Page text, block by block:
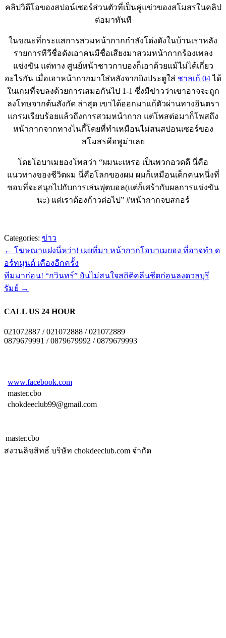
คลิปวิดีโอของสปอน์เซอร์ส่วนตัวที่เป็นคู่แข่วของสโมสรในคลิป
ต่อมาทันที
ในขณะที่กระแสการสวมหน้ากากกำลังโด่งดังในบ้านเราหลัง
รายการทีวีชื่อดังเอาคนมีชื่อเสียงมาสวมหน้ากากร้องเพลง
แข่งขัน แต่ทาง ศูนย์หน้าชาวกาบองก็เอาด้วยแม้ไม่ได้เกี่ยว
อะไรกัน เมื่อเอาหน้ากากมาใส่หลังจากยิงประตูใส่ ชาลเก้ 04ได้
ในเกมที่จบลงด้วยการเสมอกันไป 1-1 ซึ่งมีข่าวว่าเขาอาจจะถูก
ลงโทษจากต้นสังกัด ล่าสุด เขาได้ออกมาแก้ตัวผ่านทางอินตรา
แกรมเรียบร้อยแล้วถึงการสวมหน้ากาก แต่โพสต่อมาก็โพสถึง
หน้ากากจากทางไนกี้โดยที่ทำเหมือนไม่สนสปอนเซอร์ของ
สโมสรคือพูม่าเลย
โดยโอบาเมยองโพสว่า “ผมนะเหรอ เป็นพวกอวดดี นี่คือ
แนวทางของชีวิตผม นี่คือโลกของผม ผมก็เหมือนเด็กคนหนึ่งที่
ชอบที่จะสนุกไปกับการเล่นฟุตบอล(แต่ก็เศร้ากับผลการแข่งขัน
นะ) แต่เราต้องก้าวต่อไป” #หน้ากากจบสกอร์
Categories: ข่าว
← โฆษณาแฝงนี่หว่า! เผยที่มา หน้ากากโอบาเมยอง ที่อาจทำ ด
อร์ทมุนด์ เคืองอีกครั้ง
ทีมมาก่อน! “กวินทร์” ยันไม่สนใจสถิติคลีนชีตก่อนลงดวลบุรี
รัมย์ →
CALL US 24 HOUR
021072887 / 021072888 / 021072889
0879679991 / 0879679992 / 0879679993
www.facebook.com
master.cbo
chokdeeclub99@gmail.com
master.cbo
สงวนลิขสิทธ์ บริษัท chokdeeclub.com จำกัด